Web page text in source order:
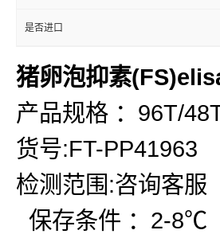
是否进口
猪卵泡抑素
产品规格 ：96T/
货号:FT-PP41963
检测范围:咨询客服
保存条件 ：2-8℃